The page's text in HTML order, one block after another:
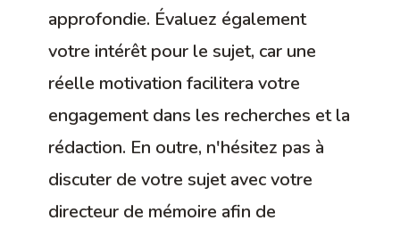
approfondie. Évaluez également
votre intérêt pour le sujet, car une
réelle motivation facilitera votre
engagement dans les recherches et la
rédaction. En outre, n'hésitez pas à
discuter de votre sujet avec votre
directeur de mémoire afin de